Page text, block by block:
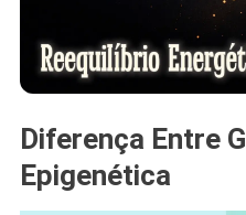
Diferença Entre
Epigenética